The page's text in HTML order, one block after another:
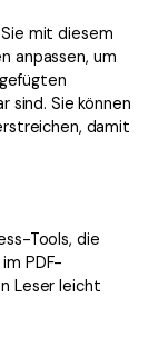
mit diesem
anpassen, um
sind. Sie können
damit
Tools, die
PDF-
Leser leicht